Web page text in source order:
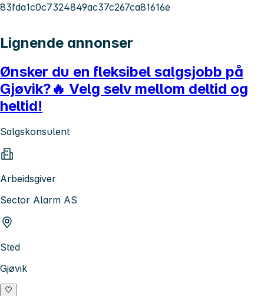
83fda1c0c7324849ac37c267ca81616e
Lignende annonser
Ønsker du en fleksibel salgsjobb på
Gjøvik?🔥 Velg selv mellom deltid og
heltid!
Salgskonsulent
Arbeidsgiver
Sector Alarm AS
Sted
Gjøvik